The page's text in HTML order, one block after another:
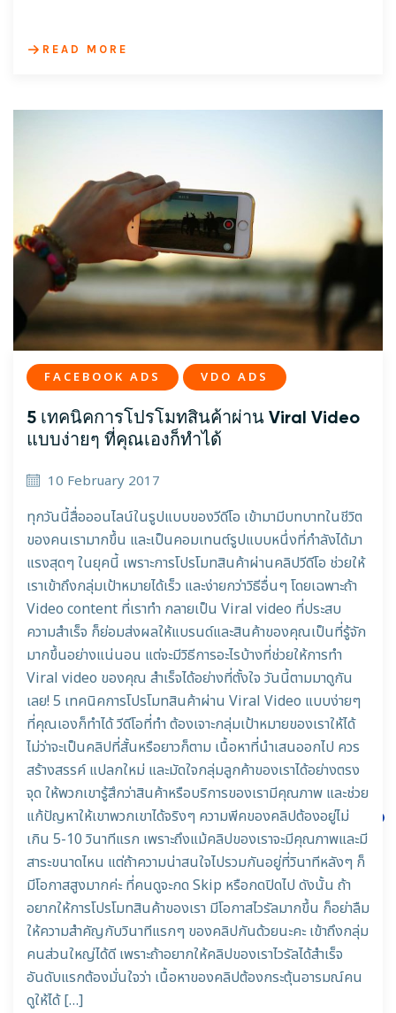
READ MORE
FACEBOOK ADS VDO ADS
5 เทคนิคการโปรโมทสินค้าผ่าน Viral Video
แบบง่ายๆ ที่คุณเองก็ทำได้
10 February 2017
ทุกวันนี้สื่อออนไลน์ในรูปแบบของวีดีโอ เข้ามามีบทบาทในชีวิต
ของคนเรามากขึ้น และเป็นคอมเทนต์รูปแบบหนึ่งที่กำลังได้มา
แรงสุดๆ ในยุคนี้ เพราะการโปรโมทสินค้าผ่านคลิปวีดีโอ ช่วยให้
เราเข้าถึงกลุ่มเป้าหมายได้เร็ว และง่ายกว่าวิธีอื่นๆ โดยเฉพาะถ้า
Video content ที่เราทำ กลายเป็น Viral video ที่ประสบ
ความสำเร็จ ก็ย่อมส่งผลให้แบรนด์และสินค้าของคุณเป็นที่รู้จัก
มากขึ้นอย่างแน่นอน แต่จะมีวิธีการอะไรบ้างที่ช่วยให้การทำ
Viral video ของคุณ สำเร็จได้อย่างที่ตั้งใจ วันนี้ตามมาดูกัน
เลย! 5 เทคนิคการโปรโมทสินค้าผ่าน Viral Video แบบง่ายๆ
ที่คุณเองก็ทำได้ วีดีโอที่ทำ ต้องเจาะกลุ่มเป้าหมายของเราให้ได้
ไม่ว่าจะเป็นคลิปที่สั้นหรือยาวก็ตาม เนื้อหาที่นำเสนออกไป ควร
สร้างสรรค์ แปลกใหม่ และมัดใจกลุ่มลูกค้าของเราได้อย่างตรง
จุด ให้พวกเขารู้สึกว่าสินค้าหรือบริการของเรามีคุณภาพ และช่วย
แก้ปัญหาให้เขาพวกเขาได้จริงๆ ความพีคของคลิปต้องอยู่ไม่
เกิน 5-10 วินาทีแรก เพราะถึงแม้คลิปของเราจะมีคุณภาพและมี
สาระขนาดไหน แต่ถ้าความน่าสนใจไปรวมกันอยู่ที่วินาทีหลังๆ ก็
มีโอกาสสูงมากค่ะ ที่คนดูจะกด Skip หรือกดปิดไป ดังนั้น ถ้า
อยากให้การโปรโมทสินค้าของเรา มีโอกาสไวรัลมากขึ้น ก็อย่าลืม
ให้ความสำคัญกับวินาทีแรกๆ ของคลิปกันด้วยนะคะ เข้าถึงกลุ่ม
คนส่วนใหญ่ได้ดี เพราะถ้าอยากให้คลิปของเราไวรัลได้สำเร็จ
อันดับแรกต้องมั่นใจว่า เนื้อหาของคลิปต้องกระตุ้นอารมณ์คน
ดูให้ได้ […]